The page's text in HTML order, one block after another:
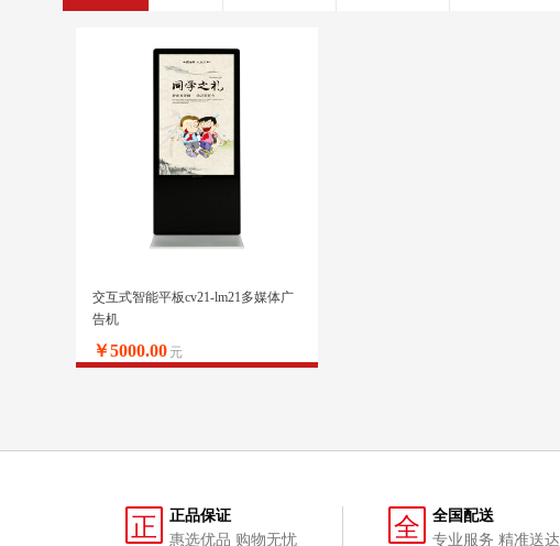
交互式智能平板cv21-lm21多媒体广
告机
￥5000.00 元
正
正品保证
惠选优品 购物无忧
全
全国配送
专业服务 精准送达